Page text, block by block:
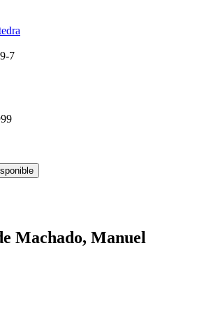
7
Machado, Manuel